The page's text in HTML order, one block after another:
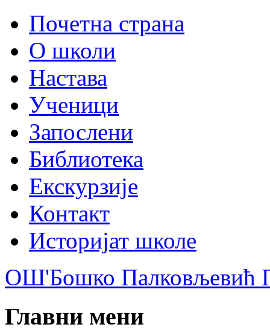
Почетна страна
О школи
Настава
Ученици
Запослени
Библиотека
Екскурзије
Контакт
Историјат школе
ОШ'Бошко Палковљевић
Главни мени